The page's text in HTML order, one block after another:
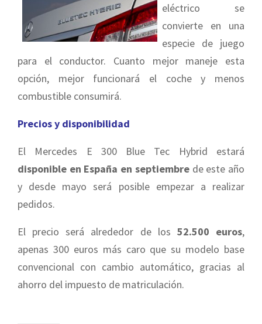
eléctrico se
convierte en una
especie de juego
para el conductor. Cuanto mejor maneje esta
opción, mejor funcionará el coche y menos
combustible consumirá.
Precios y disponibilidad
El Mercedes E 300 Blue Tec Hybrid estará
disponible en España en septiembrede este año
y desde mayo será posible empezar a realizar
pedidos.
El precio será alrededor de los 52.500 euros,
apenas 300 euros más caro que su modelo base
convencional con cambio automático, gracias al
ahorro del impuesto de matriculación.